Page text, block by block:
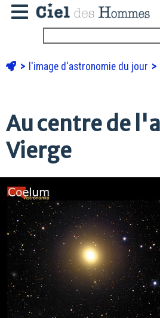
l'image d'astronomie du jour
Au centre de
Vierge